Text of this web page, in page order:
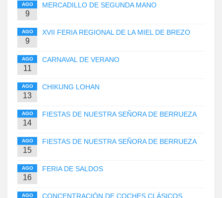
AGO
9
MERCADILLO DE SEGUNDA MANO
AGO
9
XVII FERIA REGIONAL DE LA MIEL DE BREZO
AGO
11
CARNAVAL DE VERANO
AGO
13
CHIKUNG LOHAN
AGO
14
FIESTAS DE NUESTRA SEÑORA DE BERRUEZA
AGO
15
FIESTAS DE NUESTRA SEÑORA DE BERRUEZA
AGO
16
FERIA DE SALDOS
AGO CONCENTRACIÓN DE COCHES CLÁSICOS